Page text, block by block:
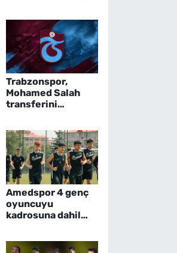
Trabzonspor,
Mohamed Salah
transferini
Amedspor 4 genç
oyuncuyu
kadrosuna dahil